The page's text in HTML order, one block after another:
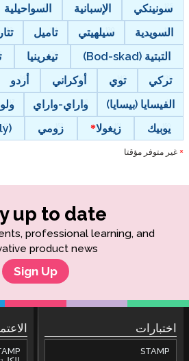
سونينكي
الإسبانية السواحيلية
السويدية
سيلهيتي تاميل تتار
التبتية (Bod-skad)
تيغرينيا
تركي
توي أوكراني أردو
الفيسايا (بيسايا)
واراي-واراي
يوبيك
زيغولا زومي
* غير متوفر مؤقتا
up to date!
professional learning, and
product news.
Sign Up
اختبارات
STAMP